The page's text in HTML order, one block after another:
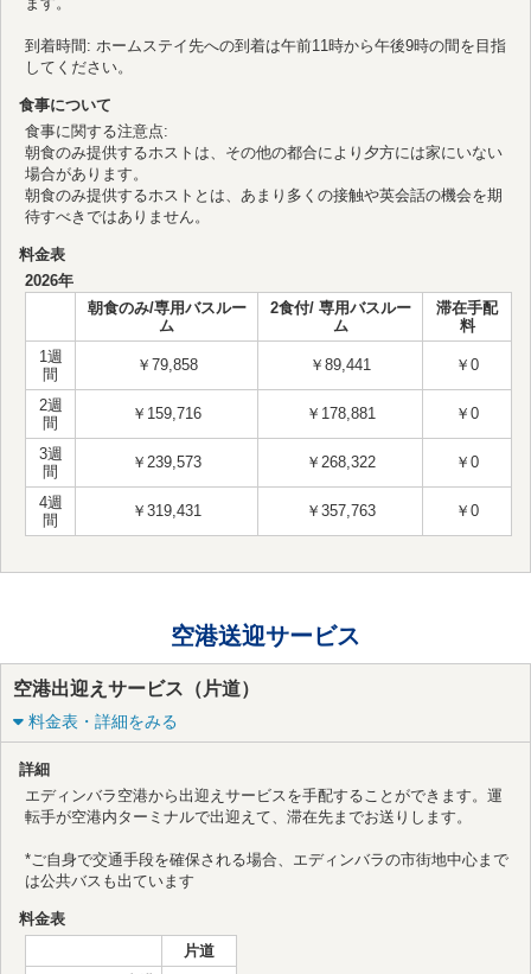
到着時間: ホームステイ先への到着は午前11時から午後9時の間を目指
してください。
食事について
食事に関する注意点:
朝食のみ提供するホストは、その他の都合により夕方には家にいない
場合があります。
朝食のみ提供するホストとは、あまり多くの接触や英会話の機会を期
待すべきではありません。
料金表
2026年
朝食のみ/専用バスルー
ム
2食付/ 専用バスルー
ム
滞在手配
料
1週
間
￥79,858 ￥89,441 ￥0
2週
間
￥159,716 ￥178,881 ￥0
3週
間
￥239,573 ￥268,322 ￥0
4週
間
￥319,431 ￥357,763 ￥0
空港送迎サービス
空港出迎えサービス（片道）
料金表・詳細をみる
詳細
エディンバラ空港から出迎えサービスを手配することができます。運
転手が空港内ターミナルで出迎えて、滞在先までお送りします。
*ご自身で交通手段を確保される場合、エディンバラの市街地中心まで
は公共バスも出ています
料金表
片道